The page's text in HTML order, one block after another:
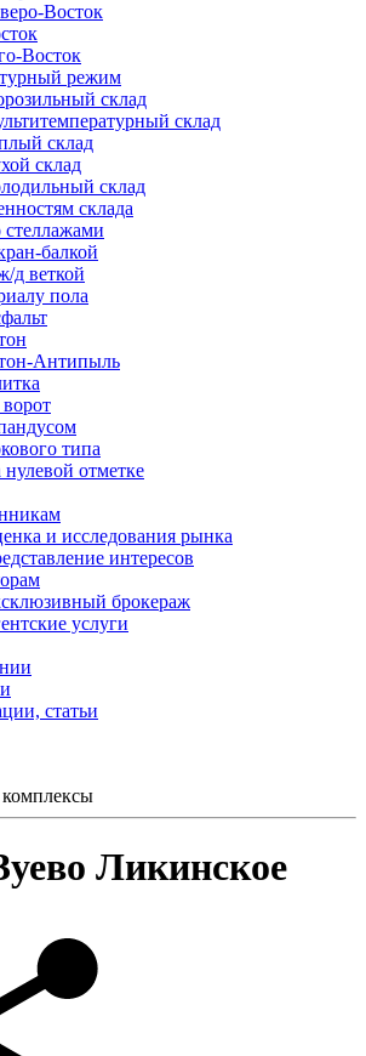
Восток
Восток
режим
склад
склад
склад
склад
склад
склада
балкой
д веткой
пола
Антипыль
типа
отметке
и исследования рынка
интересов
брокераж
услуги
статьи
Ликинское